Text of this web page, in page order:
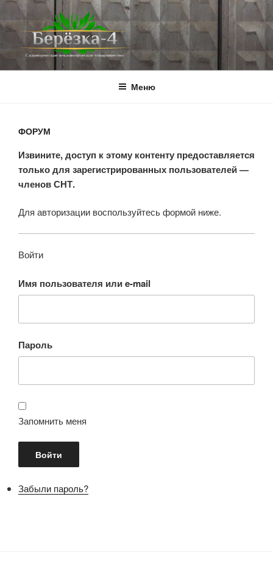
Перейти
к
содержимому
BEREZKA4.RU
СНТ Берёзка-4
Меню
ФОРУМ
Извините, доступ к этому контенту предоставляется
только для зарегистрированных пользователей —
членов СНТ.
Для авторизации воспользуйтесь формой ниже.
Войти
Имя пользователя или e-mail
Пароль
Запомнить меня
Забыли пароль?